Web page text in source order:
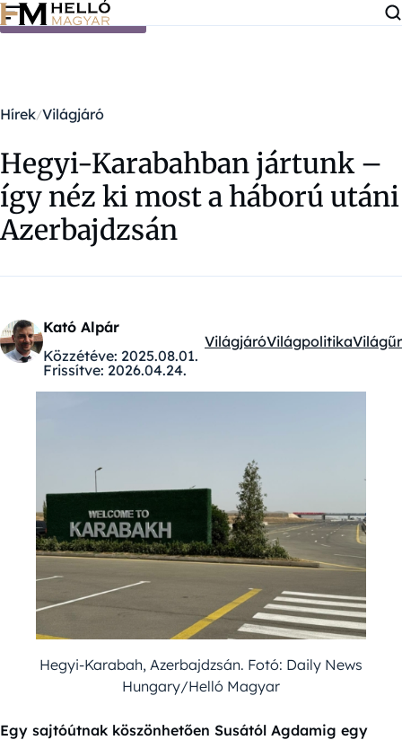
Ugrás a tartalomra
Hírek Világjáró
Hegyi-Karabahban jártunk –
így néz ki most a háború utáni
Azerbajdzsán
Kató Alpár
Közzétéve: 2025.08.01.
Frissítve: 2026.04.24.
Kategóriák:
VilágjáróVilágpolitikaVilágűr
Hegyi-Karabah, Azerbajdzsán. Fotó: Daily News
Hungary/Helló Magyar
Egy sajtóútnak köszönhetően Susától Agdamig egy